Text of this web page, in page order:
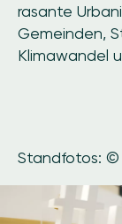
rasante
Gemeinden,
Klimawandel
Standfotos: ©